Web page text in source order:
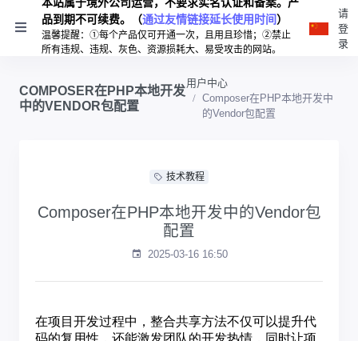
品到期不可续费。（通过友情链接延长使用时间）
温馨提醒：①每个产品仅可开通一次，且用且珍惜；②禁止
所有违规、违规、灰色、资源损耗大、易受攻击的网站。
请
登
录
COMPOSER在PHP本地开发
中的VENDOR包配置
用户中心
Composer在PHP本地开发中
的Vendor包配置
技术教程
Composer在PHP本地开发中的Vendor包
配置
2025-03-16 16:50